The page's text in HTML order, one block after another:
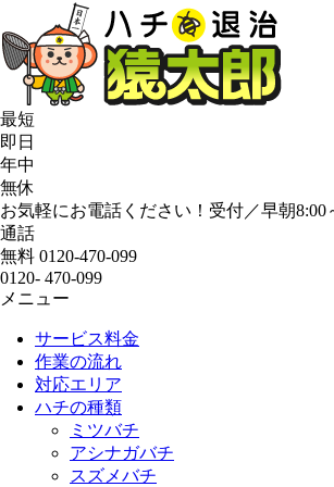
最短
即日
年中
無休
お気軽にお電話ください！受付／早朝8:00
通話
無料 0120-470-099
0120- 470-099
メニュー
サービス料金
作業の流れ
対応エリア
ハチの種類
ミツバチ
アシナガバチ
スズメバチ